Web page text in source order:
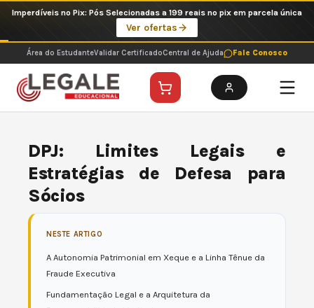
o
conteúdo
Imperdíveis no Pix: Pós Selecionadas a 199 reais no pix em parcela única
Ver ofertas
Área do EstudanteValidar CertificadoCentral de Ajuda Fale Conosco
DPJ: Limites Legais e
Estratégias de Defesa para
Sócios
NESTE ARTIGO
A Autonomia Patrimonial em Xeque e a Linha Tênue da
Fraude Executiva
Fundamentação Legal e a Arquitetura da